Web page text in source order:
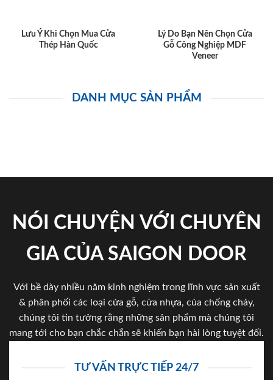
Lưu Ý Khi Chọn Mua Cửa
Thép Hàn Quốc
Lý Do Bạn Nên Chọn Cửa
Gỗ Công Nghiệp MDF
Veneer
DANH MỤC SẢN PHẨM
NÓI CHUYỆN VỚI CHUYÊN
GIA CỦA SAIGON DOOR
Với bề dày nhiều năm kinh nghiệm trong lĩnh vực sản xuất
& phân phối các loại cửa gỗ, cửa nhựa, của chống cháy,
chúng tôi tin tưởng rằng những sản phẩm mà chúng tôi
mang tới cho bạn chắc chắn sẽ khiến bạn hài lòng tuyệt đối.
TƯ VẤN TRỰC TIẾP 24/7